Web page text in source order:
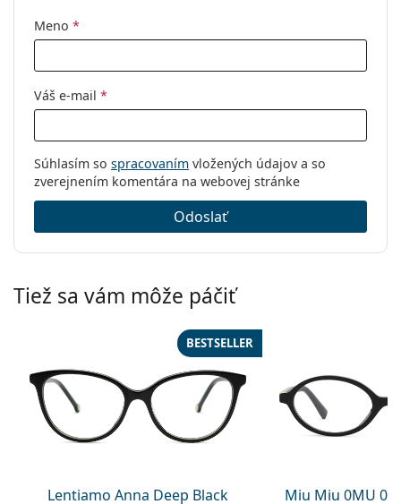
Meno *
Váš e-mail *
Súhlasím so spracovaním vložených údajov a so
zverejnením komentára na webovej stránke
Odoslať
Tiež sa vám môže páčiť
Lentiamo Anna Deep Black
BESTSELLER
Miu Miu 0MU